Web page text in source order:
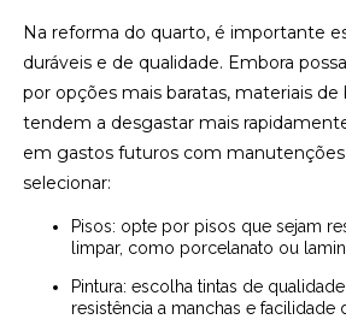
Na reforma do quarto, é importante
duráveis e de qualidade. Embora
por opções mais baratas, materiais de
tendem a desgastar mais
em gastos futuros com
selecionar:
Pisos: opte por pisos que sejam resistentes e fáceis de
limpar, como porcelanato ou
Pintura: escolha tintas de qualidade que ofereçam
resistência a manchas e facilidade